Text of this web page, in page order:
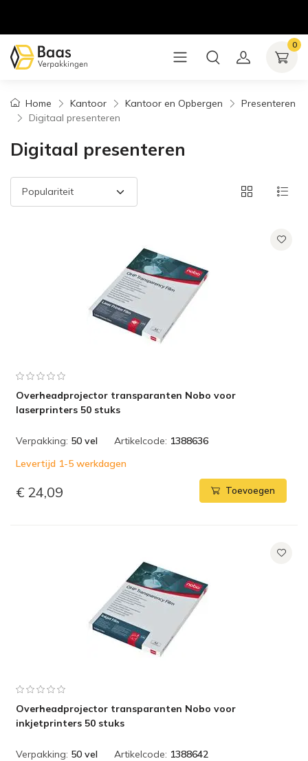
0
Home Kantoor Kantoor en Opbergen
Presenteren
Digitaal presenteren
Digitaal presenteren
Overheadprojector transparanten Nobo voor
laserprinters 50 stuks
Verpakking: 50 vel Artikelcode: 1388636
Levertijd 1-5 werkdagen
€ 24,09 Toevoegen
Overheadprojector transparanten Nobo voor
inkjetprinters 50 stuks
Verpakking: 50 vel Artikelcode: 1388642